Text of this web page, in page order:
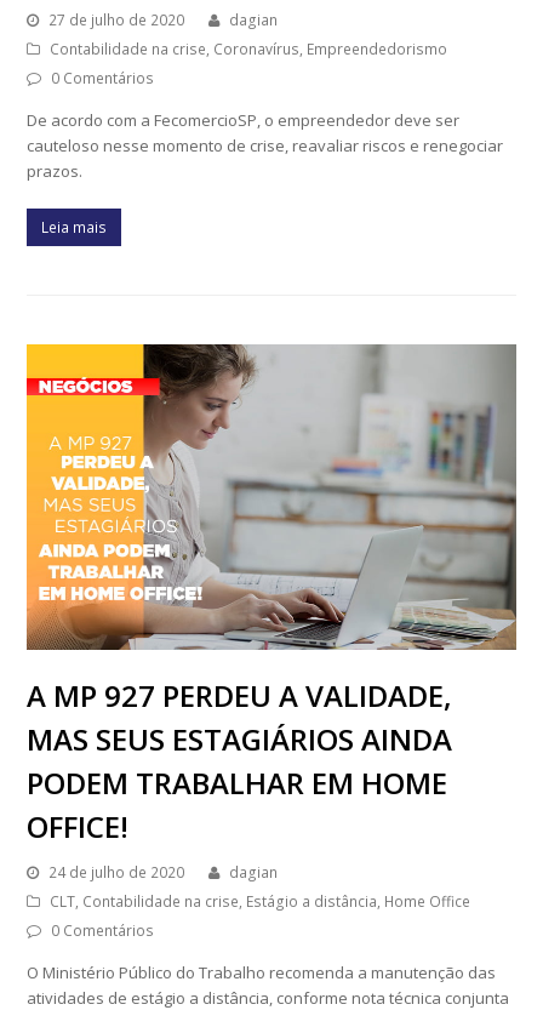
27 de julho de 2020
dagian
Contabilidade na crise, Coronavírus, Empreendedorismo
0 Comentários
De acordo com a FecomercioSP, o empreendedor deve ser
cauteloso nesse momento de crise, reavaliar riscos e renegociar
prazos.
Leia mais
A MP 927 PERDEU A VALIDADE,
MAS SEUS ESTAGIÁRIOS AINDA
PODEM TRABALHAR EM HOME
OFFICE!
24 de julho de 2020
dagian
CLT, Contabilidade na crise, Estágio a distância, Home Office
0 Comentários
O Ministério Público do Trabalho recomenda a manutenção das
atividades de estágio a distância, conforme nota técnica conjunta